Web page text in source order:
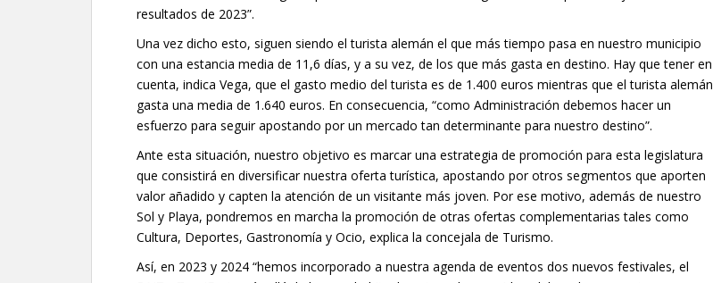
resultados de 2023”.
Una vez dicho esto, siguen siendo el turista alemán el que más tiempo pasa en nuestro municipio
con una estancia media de 11,6 días, y a su vez, de los que más gasta en destino. Hay que tener en
cuenta, indica Vega, que el gasto medio del turista es de 1.400 euros mientras que el turista alemán
gasta una media de 1.640 euros. En consecuencia, “como Administración debemos hacer un
esfuerzo para seguir apostando por un mercado tan determinante para nuestro destino”.
Ante esta situación, nuestro objetivo es marcar una estrategia de promoción para esta legislatura
que consistirá en diversificar nuestra oferta turística, apostando por otros segmentos que aporten
valor añadido y capten la atención de un visitante más joven. Por ese motivo, además de nuestro
Sol y Playa, pondremos en marcha la promoción de otras ofertas complementarias tales como
Cultura, Deportes, Gastronomía y Ocio, explica la concejala de Turismo.
Así, en 2023 y 2024 “hemos incorporado a nuestra agenda de eventos dos nuevos festivales, el